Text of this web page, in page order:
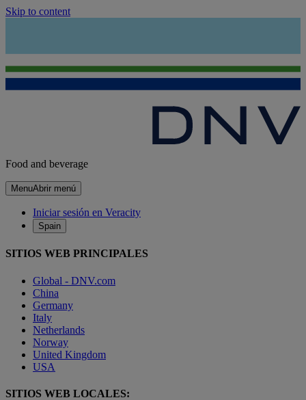
Skip to content
Food and beverage
MenuAbrir menú
Iniciar sesión en Veracity
Spain
SITIOS WEB PRINCIPALES
Global - DNV.com
China
Germany
Italy
Netherlands
Norway
United Kingdom
USA
SITIOS WEB LOCALES: